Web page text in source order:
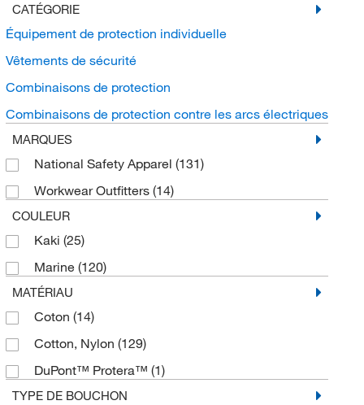
CATÉGORIE
Équipement de protection individuelle
Vêtements de sécurité
Combinaisons de protection
Combinaisons de protection contre les arcs électriques
MARQUES
National Safety Apparel (131)
Workwear Outfitters (14)
COULEUR
Kaki (25)
Marine (120)
MATÉRIAU
Coton (14)
Cotton, Nylon (129)
DuPont™ Protera™ (1)
TYPE DE BOUCHON